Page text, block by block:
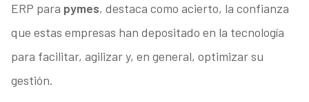
ERP para pymes, destaca como acierto, la confianza
que estas empresas han depositado en la tecnología
para facilitar, agilizar y, en general, optimizar su
gestión.